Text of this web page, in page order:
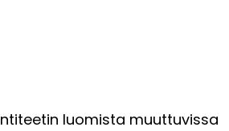
luomista muuttuvissa